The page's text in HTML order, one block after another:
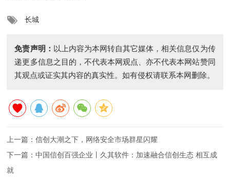
长城
免责声明： 以上内容为本网转自其它媒体，相关信息仅为传
递更多信息之目的，不代表本网观点、亦不代表本网站赞同
其观点或证实其内容的真实性。如有侵权请联系本网删除。
上一篇：信创大潮之下，网络安全市场群星闪耀
下一篇：中国信创百强企业丨久其软件：加速融合信创生态 相互成
就